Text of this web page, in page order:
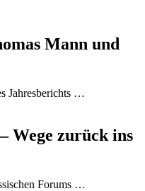
Mann und
Jahresberichts …
Wege zurück ins
Forums …